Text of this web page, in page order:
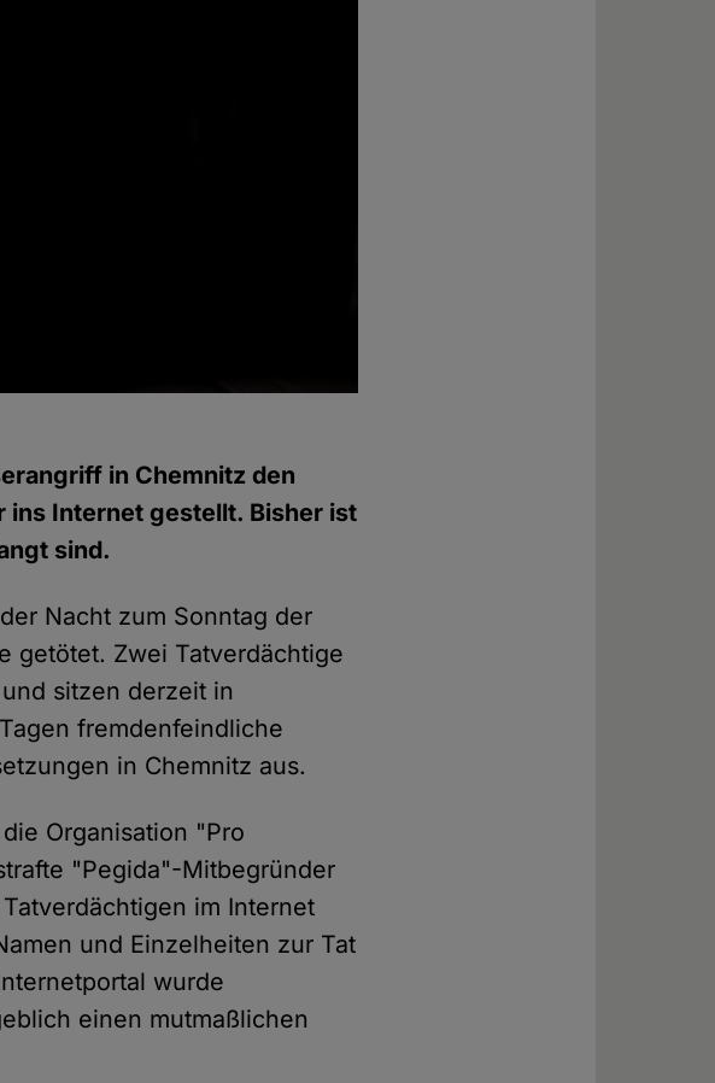
in Chemnitz den
ins Internet gestellt. Bisher ist
sind.
Nacht zum Sonntag der
getötet. Zwei Tatverdächtige
sitzen derzeit in
fremdenfeindliche
in Chemnitz aus.
Organisation "Pro
"Pegida"-Mitbegründer
im Internet
und Einzelheiten zur Tat
wurde
einen mutmaßlichen